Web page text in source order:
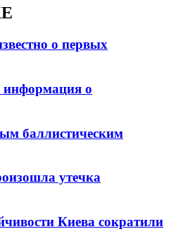
о первых
информация о
баллистическим
утечка
Киева сократили